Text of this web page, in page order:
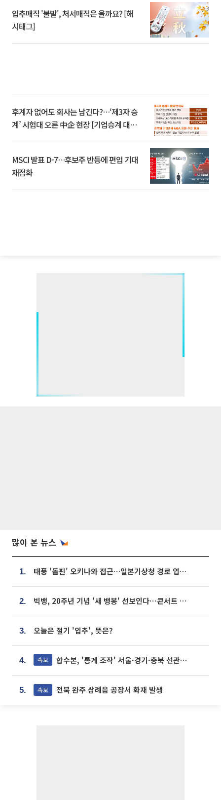
입추매직 '불발', 처서매직은 올까요? [해
시태그]
후계자 없어도 회사는 남긴다?…‘제3자 승
계’ 시험대 오른 中企 현장 [기업승계 대전
MSCI 발표 D-7…후보주 반등에 편입 기대
재점화
많이 본 뉴스
1. 태풍 '돌핀' 오키나와 접근…일본기상청 경로 업데이트
2. 빅뱅, 20주년 기념 '새 뱅봉' 선보인다⋯콘서트 앞두고 팝업 개최
3. 오늘은 절기 '입추', 뜻은?
4. 속보 합수본, '통계 조작' 서울·경기·충북 선관위 등 추가 압수수색
5. 속보 전북 완주 삼례읍 공장서 화재 발생